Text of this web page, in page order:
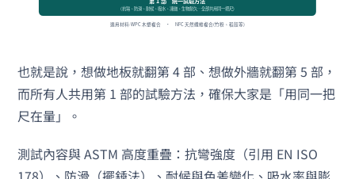
也就是說，想做地板就翻第 4 部、想做外牆就翻第 5 部，
而所有人共用第 1 部的試驗方法，確保大家是「用同一把
尺在量」。
測試內容與 ASTM 高度重疊：抗彎強度（引用 EN ISO